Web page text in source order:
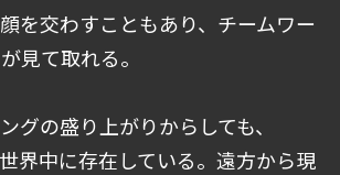
を交わすこともあり、チームワー
見て取れる。
グの盛り上がりからしても、
界中に存在している。遠方から現